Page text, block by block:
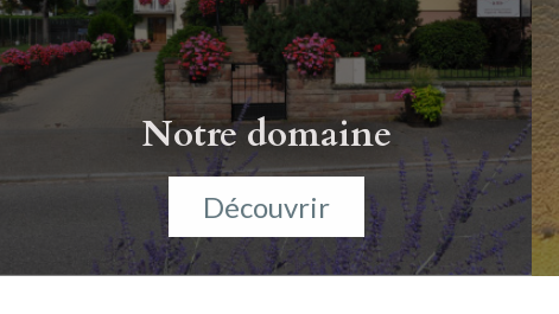
Notre domaine
Découvrir